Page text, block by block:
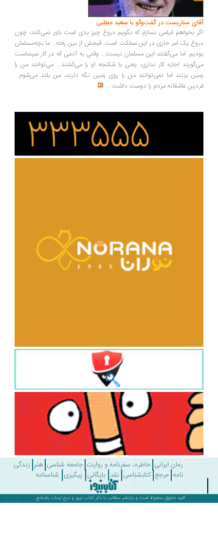
سناریست در گفت‌وگو با سعید مطلبی
بخواهم فیلمی بسازم که بگویم دروغ چیز بدی است باور نمی‌کنند، چون
یک امر جاری در این مملکت است. قبحش از بین رفته... ما بچه‌مسلمان
اما می‌گفتند این مسلمان نیست... وقتی به آدمی که در کار سینماست
اجازه کار نداری، یعنی با شکنجه او را می‌کشند... می‌توانند من را
بزنند اما نمی‌توانند من را روی زمین نگه دارند، من بلند می‌شوم...
عاشقانه مردم را دوست داشت ...
رمان ایرانی خاطره، سفرنامه و روایت جامعه شناسی هنر زندگی
مرجع کتابشناسی نقد بایگانی پیگیری شناسنامه
کلیه حقوق محفوظ است و بازنشر مطالب با ذکرکتاب نیوز و درج لینک، بلامانع .